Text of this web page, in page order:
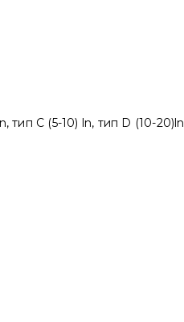
C (5-10) ln, тип D (10-20)ln